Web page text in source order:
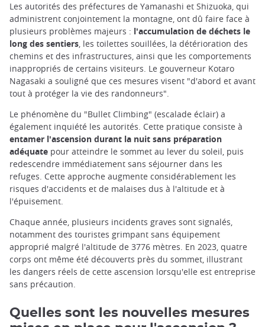
Les autorités des préfectures de Yamanashi et Shizuoka, qui
administrent conjointement la montagne, ont dû faire face à
plusieurs problèmes majeurs : l'accumulation de déchets le
long des sentiers, les toilettes souillées, la détérioration des
chemins et des infrastructures, ainsi que les comportements
inappropriés de certains visiteurs. Le gouverneur Kotaro
Nagasaki a souligné que ces mesures visent "d'abord et avant
tout à protéger la vie des randonneurs".
Le phénomène du "Bullet Climbing" (escalade éclair) a
également inquiété les autorités. Cette pratique consiste à
entamer l'ascension durant la nuit sans préparation
adéquate pour atteindre le sommet au lever du soleil, puis
redescendre immédiatement sans séjourner dans les
refuges. Cette approche augmente considérablement les
risques d'accidents et de malaises dus à l'altitude et à
l'épuisement.
Chaque année, plusieurs incidents graves sont signalés,
notamment des touristes grimpant sans équipement
approprié malgré l'altitude de 3776 mètres. En 2023, quatre
corps ont même été découverts près du sommet, illustrant
les dangers réels de cette ascension lorsqu'elle est entreprise
sans précaution.
Quelles sont les nouvelles mesures